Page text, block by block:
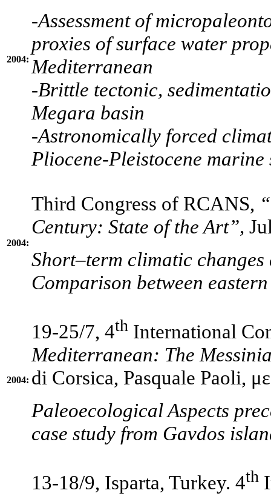
2004:
-Assessment of
proxies of surface water
Mediterranean
-Brittle tectonic,
Megara basin
-Astronomically forced
Pliocene-Pleistocene
2004:
Third Congress of RCANS,
Century: State of the Art”,
Short–term climatic
Comparison between
2004:
19-25/7, 4th International
Mediterranean: The
di Corsica, Pasquale Paoli,
Paleoecological Aspects
case study from Gavdos
13-18/9, Isparta, Turkey. 4th